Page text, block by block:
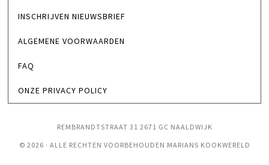
INSCHRIJVEN NIEUWSBRIEF
ALGEMENE VOORWAARDEN
FAQ
ONZE PRIVACY POLICY
REMBRANDTSTRAAT 31 2671 GC NAALDWIJK
© 2026 · ALLE RECHTEN VOORBEHOUDEN MARIANS KOOKWERELD